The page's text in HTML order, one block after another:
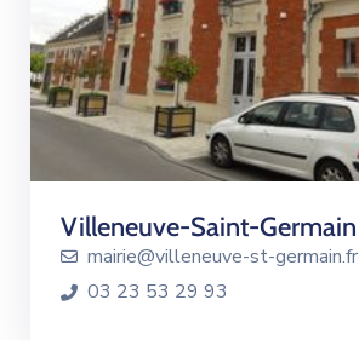
Villeneuve-Saint-Germain
mairie@villeneuve-st-germain.fr
03 23 53 29 93